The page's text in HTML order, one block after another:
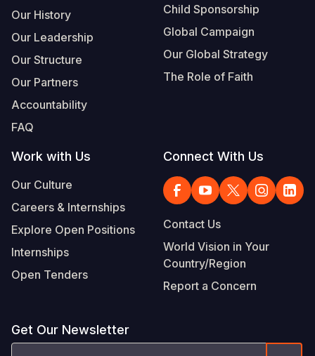
Our History
Our Leadership
Our Structure
Our Partners
Accountability
FAQ
Child Sponsorship
Global Campaign
Our Global Strategy
The Role of Faith
Work with Us
Our Culture
Careers & Internships
Explore Open Positions
Internships
Open Tenders
Connect With Us
Contact Us
World Vision in Your
Country/Region
Report a Concern
Get Our Newsletter